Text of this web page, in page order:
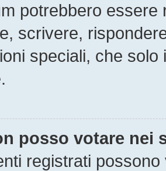
potrebbero
scrivere,
speciali, che solo
posso votare nei
registrati